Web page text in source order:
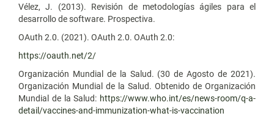
Vélez, J. (2013). Revisión de metodologías ágiles para el
desarrollo de software. Prospectiva.
OAuth 2.0. (2021). OAuth 2.0. OAuth 2.0:
https://oauth.net/2/
Organización Mundial de la Salud. (30 de Agosto de 2021).
Organización Mundial de la Salud. Obtenido de Organización
Mundial de la Salud: https://www.who.int/es/news-room/q-a-
detail/vaccines-and-immunization-what-is-vaccination